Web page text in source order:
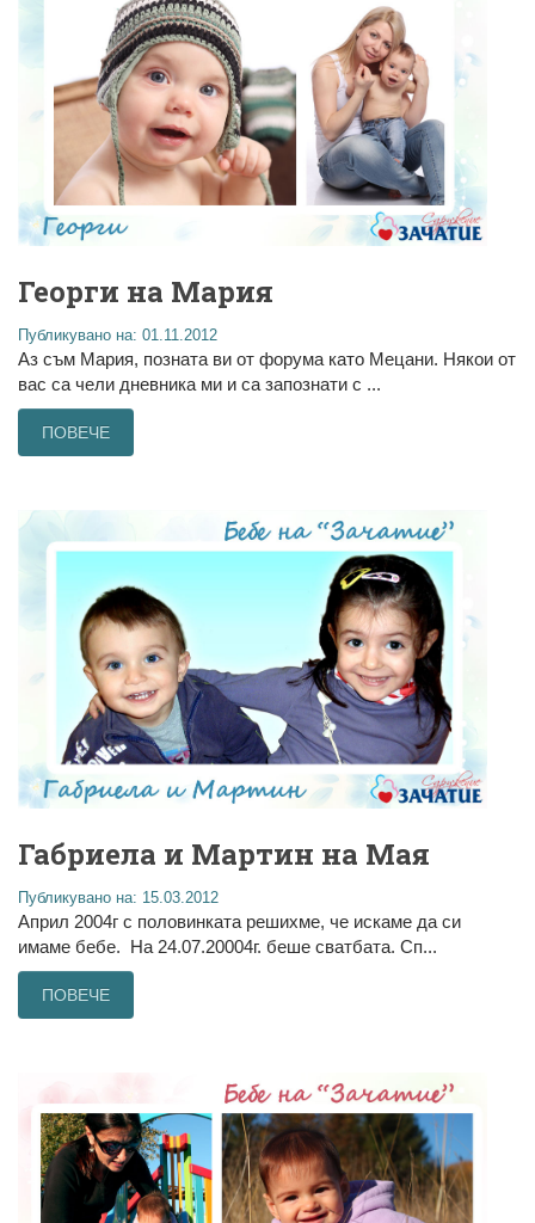
Георги на Мария
Публикувано на: 01.11.2012
Аз съм Мария, позната ви от форума като Мецани. Някои от
вас са чели дневника ми и са запознати с ...
ПОВЕЧЕ
Габриела и Мартин на Мая
Публикувано на: 15.03.2012
Април 2004г с половинката решихме, че искаме да си
имаме бебе. На 24.07.20004г. беше сватбата. Сп...
ПОВЕЧЕ